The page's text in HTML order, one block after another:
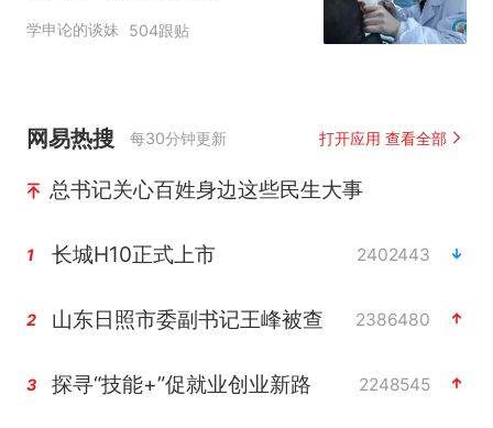
学申论的谈妹 504跟贴
网易热搜 每30分钟更新 打开应用 查看全部
总书记关心百姓身边这些民生大事
1 长城H10正式上市 2402443
2 山东日照市委副书记王峰被查 2386480
3 探寻“技能+”促就业创业新路 2248545